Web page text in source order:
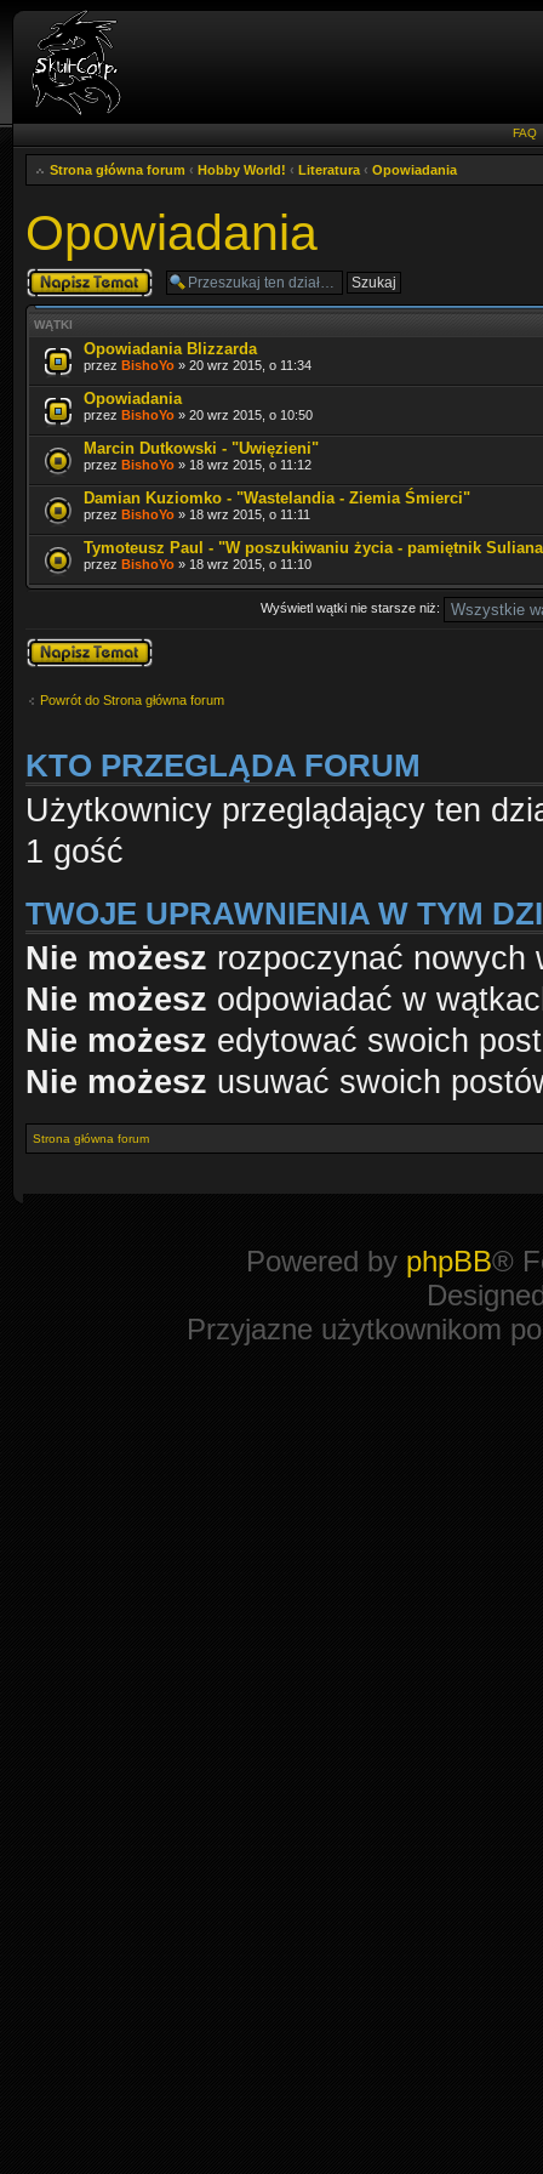
FAQ
Strona główna forum ‹ Hobby World! ‹ Literatura ‹ Opowiadania
Opowiadania
Napisz wątek
WĄTKI
Opowiadania Blizzarda
przez BishoYo » 20 wrz 2015, o 11:34
Opowiadania
przez BishoYo » 20 wrz 2015, o 10:50
Marcin Dutkowski - "Uwięzieni"
przez BishoYo » 18 wrz 2015, o 11:12
Damian Kuziomko - "Wastelandia - Ziemia Śmierci"
przez BishoYo » 18 wrz 2015, o 11:11
Tymoteusz Paul - "W poszukiwaniu życia - pamiętnik
przez BishoYo » 18 wrz 2015, o 11:10
Wyświetl wątki nie starsze niż:
Napisz wątek
Powrót do Strona główna forum
KTO PRZEGLĄDA FORUM
Użytkownicy przeglądający ten
1 gość
TWOJE UPRAWNIENIA W TYM
Nie możesz rozpoczynać nowych
Nie możesz odpowiadać w
Nie możesz edytować swoich
Nie możesz usuwać swoich
Strona główna forum
Powered by phpBB®
Przyjazne użytkownikom